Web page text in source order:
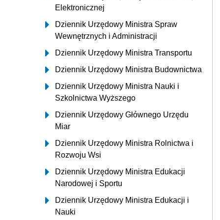
Elektronicznej
Dziennik Urzędowy Ministra Spraw
Wewnętrznych i Administracji
Dziennik Urzędowy Ministra Transportu
Dziennik Urzędowy Ministra Budownictwa
Dziennik Urzędowy Ministra Nauki i
Szkolnictwa Wyższego
Dziennik Urzędowy Głównego Urzędu
Miar
Dziennik Urzędowy Ministra Rolnictwa i
Rozwoju Wsi
Dziennik Urzędowy Ministra Edukacji
Narodowej i Sportu
Dziennik Urzędowy Ministra Edukacji i
Nauki